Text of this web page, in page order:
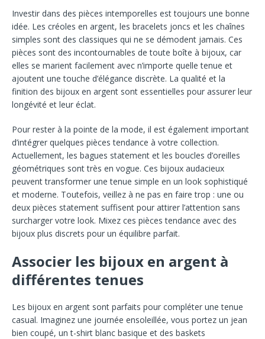
Investir dans des pièces intemporelles est toujours une bonne
idée. Les créoles en argent, les bracelets joncs et les chaînes
simples sont des classiques qui ne se démodent jamais. Ces
pièces sont des incontournables de toute boîte à bijoux, car
elles se marient facilement avec n’importe quelle tenue et
ajoutent une touche d’élégance discrète. La qualité et la
finition des bijoux en argent sont essentielles pour assurer leur
longévité et leur éclat.
Pour rester à la pointe de la mode, il est également important
d’intégrer quelques pièces tendance à votre collection.
Actuellement, les bagues statement et les boucles d’oreilles
géométriques sont très en vogue. Ces bijoux audacieux
peuvent transformer une tenue simple en un look sophistiqué
et moderne. Toutefois, veillez à ne pas en faire trop : une ou
deux pièces statement suffisent pour attirer l’attention sans
surcharger votre look. Mixez ces pièces tendance avec des
bijoux plus discrets pour un équilibre parfait.
Associer les bijoux en argent à
différentes tenues
Les bijoux en argent sont parfaits pour compléter une tenue
casual. Imaginez une journée ensoleillée, vous portez un jean
bien coupé, un t-shirt blanc basique et des baskets